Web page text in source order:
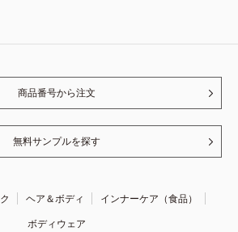
商品番号から注文
無料サンプルを探す
ヘア＆ボディ
インナーケア（食品）
ボディウェア